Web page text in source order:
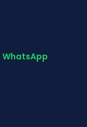
WhatsApp